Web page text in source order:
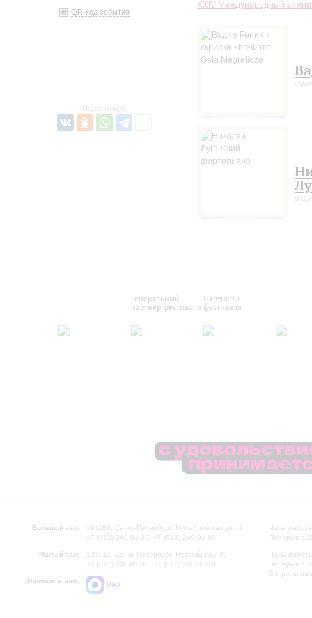
QR-код события
Поделиться:
XXIV Международный
Генеральный
партнер фестиваля
Партнеры
фестиваля
Большой зал:
191186, Санкт-Петербург, Михайловская ул., 2
+7 (812) 240-01-00, +7 (812) 240-01-80
Малый зал:
191011, Санкт-Петербург, Невский пр., 30
+7 (812) 240-01-00, +7 (812) 240-01-70
Напишите нам:
MAX
Часы
Перерыв с
Часы
Перерыв с
Вопросы